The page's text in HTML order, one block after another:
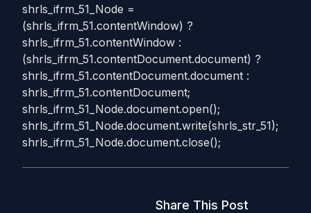
shrls_ifrm_51_Node =
(shrls_ifrm_51.contentWindow) ?
shrls_ifrm_51.contentWindow :
(shrls_ifrm_51.contentDocument.document) ?
shrls_ifrm_51.contentDocument.document :
shrls_ifrm_51.contentDocument;
shrls_ifrm_51_Node.document.open();
shrls_ifrm_51_Node.document.write(shrls_str_51);
shrls_ifrm_51_Node.document.close();
Share This Post